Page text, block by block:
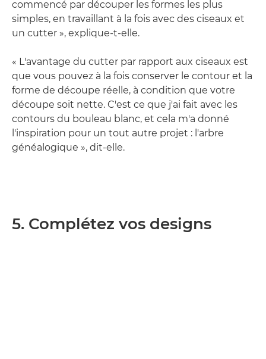
commencé par découper les formes les plus
simples, en travaillant à la fois avec des ciseaux et
un cutter », explique-t-elle.
« L'avantage du cutter par rapport aux ciseaux est
que vous pouvez à la fois conserver le contour et la
forme de découpe réelle, à condition que votre
découpe soit nette. C'est ce que j'ai fait avec les
contours du bouleau blanc, et cela m'a donné
l'inspiration pour un tout autre projet : l'arbre
généalogique », dit-elle.
5. Complétez vos designs